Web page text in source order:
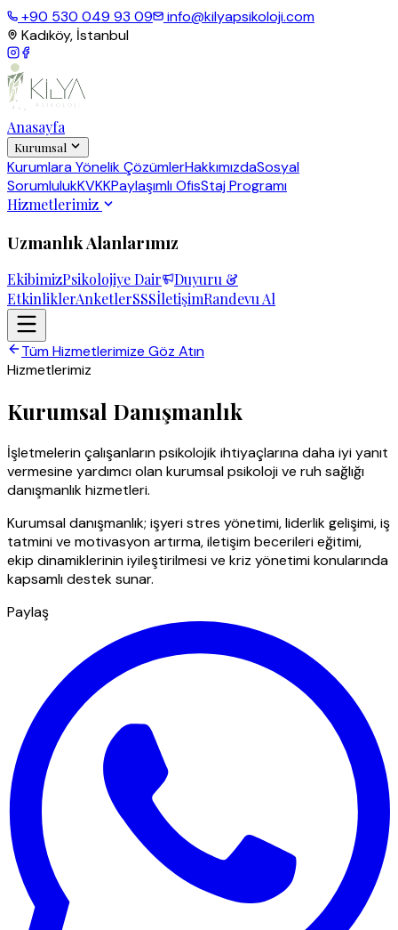
+90 530 049 93 09
info@kilyapsikoloji.com
Kadıköy, İstanbul
Anasayfa
Kurumsal
Kurumlara Yönelik ÇözümlerHakkımızdaSosyal
SorumlulukKVKKPaylaşımlı OfisStaj Programı
Hizmetlerimiz
Uzmanlık Alanlarımız
EkibimizPsikolojiye Dair
Duyuru &
EtkinliklerAnketlerSSSİletişimRandevu Al
Tüm Hizmetlerimize Göz Atın
Hizmetlerimiz
Kurumsal Danışmanlık
İşletmelerin çalışanların psikolojik ihtiyaçlarına daha iyi yanıt
vermesine yardımcı olan kurumsal psikoloji ve ruh sağlığı
danışmanlık hizmetleri.
Kurumsal danışmanlık; işyeri stres yönetimi, liderlik gelişimi, iş
tatmini ve motivasyon artırma, iletişim becerileri eğitimi,
ekip dinamiklerinin iyileştirilmesi ve kriz yönetimi konularında
kapsamlı destek sunar.
Paylaş